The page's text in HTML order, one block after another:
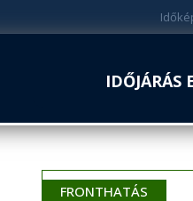
IDŐJÁRÁS
FRONTHATÁS